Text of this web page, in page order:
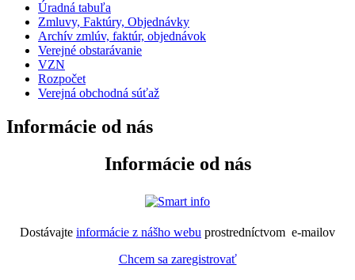
Úradná tabuľa
Zmluvy, Faktúry, Objednávky
Archív zmlúv, faktúr, objednávok
Verejné obstarávanie
VZN
Rozpočet
Verejná obchodná súťaž
Informácie od nás
Informácie od nás
Dostávajte informácie z nášho webu prostredníctvom e-mailov
Chcem sa zaregistrovať